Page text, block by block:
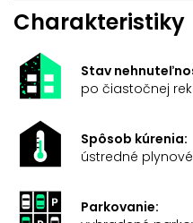
Charakteristiky
Stav
po čiastočnej
Spôsob kúrenia:
ústredné plynové
Parkovanie: